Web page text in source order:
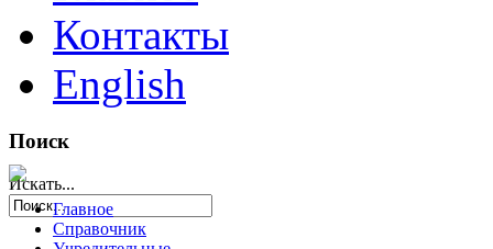
Контакты
English
Поиск
Искать...
Главное
Справочник